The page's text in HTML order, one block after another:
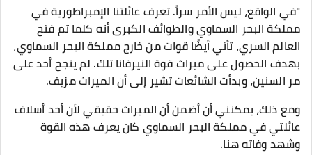
"في الواقع، ليس الأمر سراً. تعرف عائلتنا الإمبراطورية في
مملكة البحر السماوي والطوائف الكبرى أنه كلما تم فتح
العالم السري، تأتي أيضًا قوات من خارج مملكة البحر السماوي،
بهدف الحصول على ميراث قوة النيرفانا تلك. لم ينجح أحد على
مر السنين، وبدأت الشائعات تشير إلى أن الميراث مزيف.
ومع ذلك، يمكنني أن أضمن أن الميراث حقيقي لأن أحد أسلاف
عائلتي في مملكة البحر السماوي كان يعرف هذه القوة
وشهد وفاته هنا.